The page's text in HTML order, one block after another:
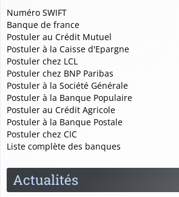
Numéro SWIFT
Banque de france
Postuler au Crédit Mutuel
Postuler à la Caisse d'Epargne
Postuler chez LCL
Postuler chez BNP Paribas
Postuler à la Société Générale
Postuler à la Banque Populaire
Postuler au Crédit Agricole
Postuler à la Banque Postale
Postuler chez CIC
Liste complète des banques
Actualités